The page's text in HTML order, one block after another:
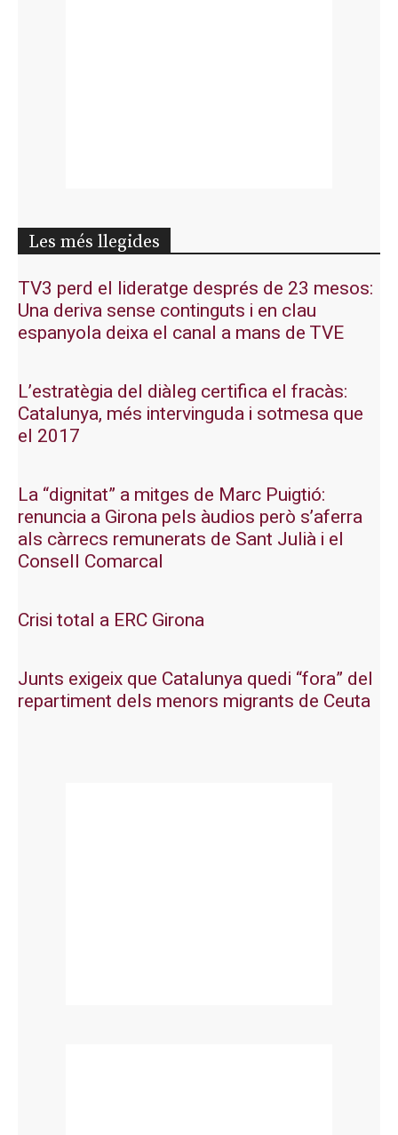
Les més llegides
TV3 perd el lideratge després de 23 mesos:
Una deriva sense continguts i en clau
espanyola deixa el canal a mans de TVE
L’estratègia del diàleg certifica el fracàs:
Catalunya, més intervinguda i sotmesa que
el 2017
La “dignitat” a mitges de Marc Puigtió:
renuncia a Girona pels àudios però s’aferra
als càrrecs remunerats de Sant Julià i el
Consell Comarcal
Crisi total a ERC Girona
Junts exigeix que Catalunya quedi “fora” del
repartiment dels menors migrants de Ceuta